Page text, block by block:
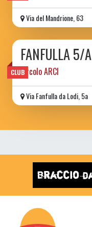
Via del Mandrione, 63
CLUB
FANFULLA 5/A
circolo ARCI
Via Fanfulla da Lodi, 5a